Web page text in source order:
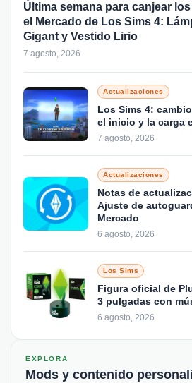
Última semana para canjear
el Mercado de Los Sims 4:
Gigant y Vestido Lirio
7 agosto, 2026
Actualizaciones
Los Sims 4:
el inicio y la carga
7 agosto, 2026
Actualizaciones
Notas de
Ajuste de
Mercado
6 agosto, 2026
Los Sims
Figura oficial de
3 pulgadas con
6 agosto, 2026
EXPLORA
Mods y contenido